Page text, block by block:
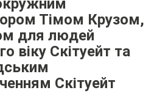
Тімом Крузом,
для людей
віку Скітуейт та
Скітуейт